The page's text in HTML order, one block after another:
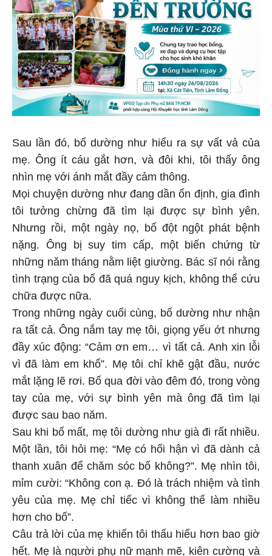
Sau lần đó, bố dường như hiểu ra sự vất vả của
mẹ. Ông ít cáu gắt hơn, và đôi khi, tôi thấy ông
nhìn mẹ với ánh mắt đầy cảm thông.
Mọi chuyện dường như đang dần ổn định, gia đình
tôi tưởng chừng đã tìm lại được sự bình yên.
Nhưng rồi, một ngày nọ, bố đột ngột phát bệnh
nặng. Ông bị suy tim cấp, một biến chứng từ
những năm tháng nằm liệt giường. Bác sĩ nói rằng
tình trạng của bố đã quá nguy kịch, không thể cứu
chữa được nữa.
Trong những ngày cuối cùng, bố dường như nhận
ra tất cả. Ông nắm tay mẹ tôi, giọng yếu ớt nhưng
đầy xúc động: “Cảm ơn em… vì tất cả. Anh xin lỗi
vì đã làm em khổ”. Mẹ tôi chỉ khẽ gật đầu, nước
mắt lặng lẽ rơi. Bố qua đời vào đêm đó, trong vòng
tay của mẹ, với sự bình yên mà ông đã tìm lại
được sau bao năm.
Sau khi bố mất, mẹ tôi dường như già đi rất nhiều.
Một lần, tôi hỏi mẹ: “Mẹ có hối hận vì đã dành cả
thanh xuân để chăm sóc bố không?”. Mẹ nhìn tôi,
mỉm cười: “Không con ạ. Đó là trách nhiệm và tình
yêu của mẹ. Mẹ chỉ tiếc vì không thể làm nhiều
hơn cho bố”.
Câu trả lời của mẹ khiến tôi thấu hiểu hơn bao giờ
hết. Mẹ là người phụ nữ mạnh mẽ, kiên cường và